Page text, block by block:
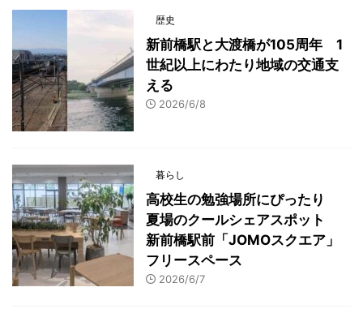
歴史
新前橋駅と大渡橋が105周年 1
世紀以上にわたり地域の交通支
える
2026/6/8
暮らし
高校生の勉強場所にぴったり
夏場のクールシェアスポット
新前橋駅前「JOMOスクエア」
フリースペース
2026/6/7